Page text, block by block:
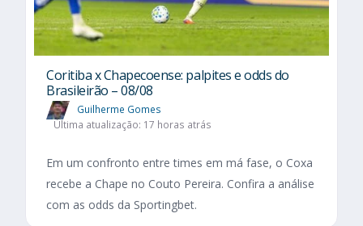
Coritiba x Chapecoense: palpites e odds do
Brasileirão – 08/08
Guilherme Gomes
Última atualização: 17 horas atrás
Em um confronto entre times em má fase, o Coxa
recebe a Chape no Couto Pereira. Confira a análise
com as odds da Sportingbet.